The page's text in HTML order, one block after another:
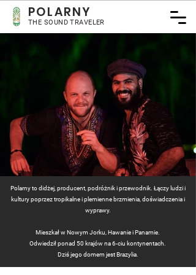
POLARNY
THE SOUND TRAVELER
ADVENTURES
ADVENTURES
ADVENTURES
ADVENTURES
ADVENTURES
ADVENTURES
ADVENTURES
ADVENTURES
ADVENTURES
ADVENTURES
ADVENTURES
ADVENTURES
ADVENTURES
ADVENTURES
ADVENTURES
ADVENTURES
ADVENTURES
ADVENTURES
ADVENTURES
ADVENTURES
ADVENTURES
ADVENTURES
ADVENTURES
ADVENTURES
ADVENTURES
Polarny to didżej, producent, podróżnik i przewodnik. Łączy ludzi i
kultury poprzez tropikalne i plemienne brzmienia, doświadczenia i
wyprawy.
Mieszkał w Nowym Jorku, Hawanie i Panamie.
Odwiedził ponad 50 krajów na 6-ciu kontynentach.
Dziś jego domem jest Brazylia.